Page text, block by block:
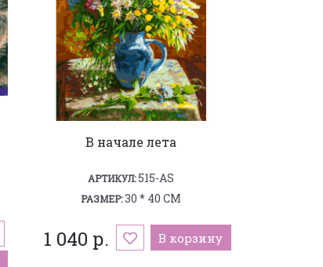
В начале лета
АРТИКУЛ:515-AS
РАЗМЕР:30 * 40 СМ
1 040 р. В корзину